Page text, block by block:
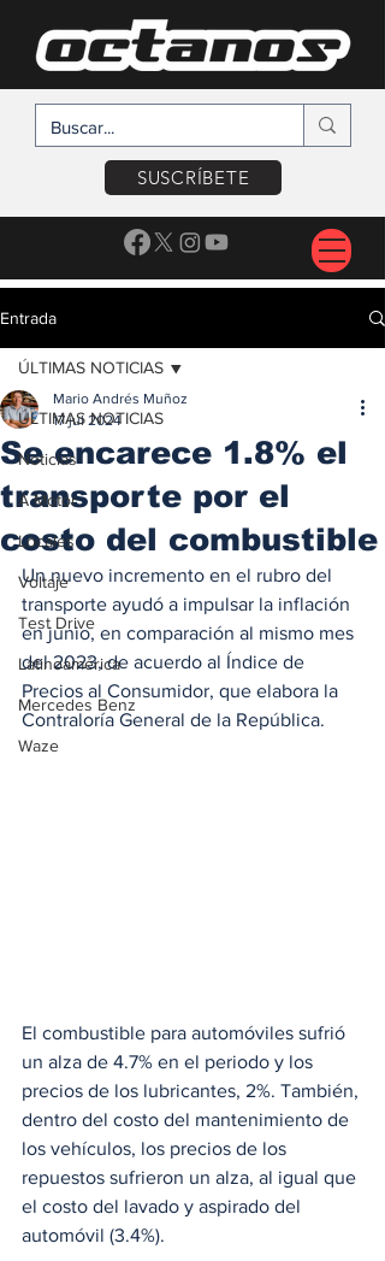
SUSCRÍBETE
Entrada
ÚLTIMAS NOTICIAS
Noticias
A Motor
Locales
Voltaje
Test Drive
Latinoamérica
Mercedes Benz
Waze
ÚLTIMAS NOTICIAS
Se encarece 1.8% el
transporte por el
costo del combustible
Mario Andrés Muñoz
17 jul 2024
Un nuevo incremento en el rubro del
transporte ayudó a impulsar la inflación
en junio, en comparación al mismo mes
del 2023, de acuerdo al Índice de
Precios al Consumidor, que elabora la
Contraloría General de la República.
El combustible para automóviles sufrió
un alza de 4.7% en el periodo y los
precios de los lubricantes, 2%. También,
dentro del costo del mantenimiento de
los vehículos, los precios de los
repuestos sufrieron un alza, al igual que
el costo del lavado y aspirado del
automóvil (3.4%).